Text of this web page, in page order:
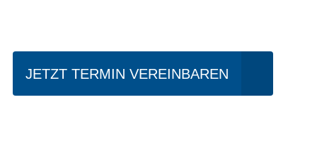
JETZT TERMIN VEREINBAREN